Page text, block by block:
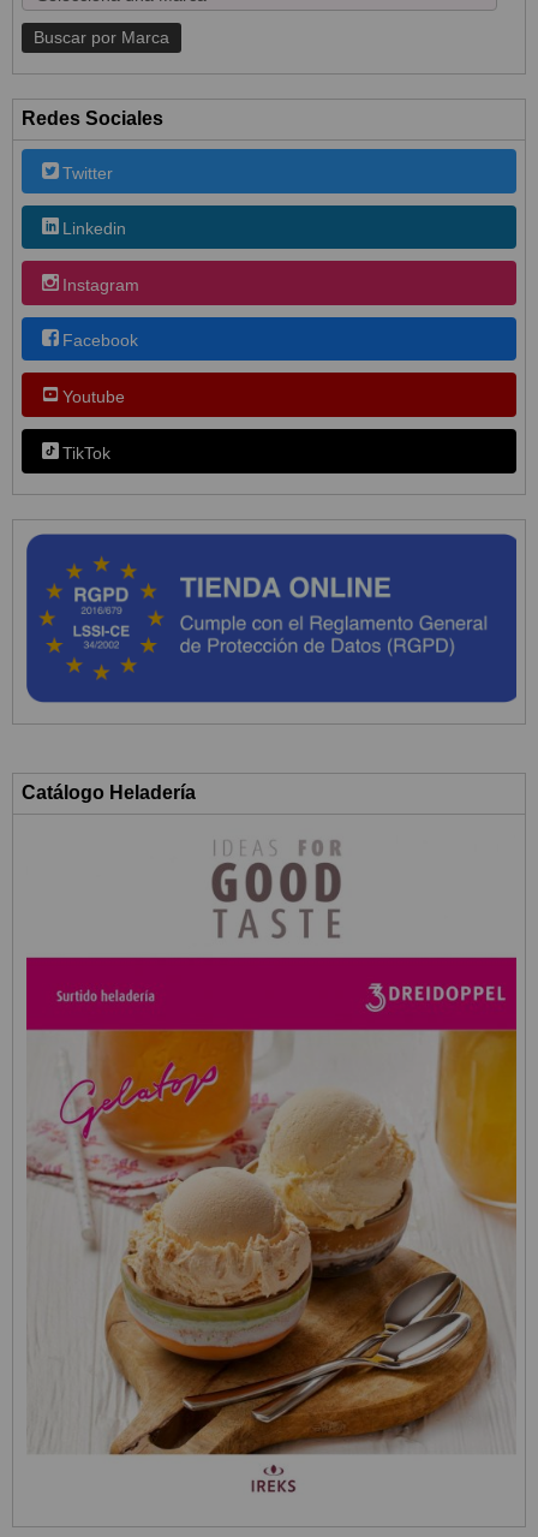
Redes Sociales
Twitter
Linkedin
Instagram
Facebook
Youtube
TikTok
Catálogo Heladería